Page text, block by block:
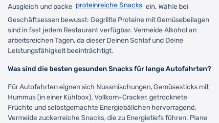
Ausgleich und packe proteinreiche Snacks ein. Wähle bei
Geschäftsessen bewusst: Gegrillte Proteine mit Gemüsebeilagen
sind in fast jedem Restaurant verfügbar. Vermeide Alkohol an
arbeitsreichen Tagen, da dieser Deinen Schlaf und Deine
Leistungsfähigkeit beeinträchtigt.
Was sind die besten gesunden Snacks für lange Autofahrten?
Für Autofahrten eignen sich Nussmischungen, Gemüsesticks mit
Hummus (in einer Kühlbox), Vollkorn-Cracker, getrocknete
Früchte und selbstgemachte Energiebällchen hervorragend.
Vermeide zuckerreiche Snacks, die zu Energietiefs führen. Plane